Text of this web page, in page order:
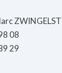
08
29